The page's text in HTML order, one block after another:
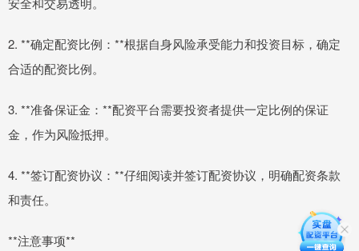
2. **确定配资比例：**根据自身风险承受能力和投资目标，确定
合适的配资比例。
3. **准备保证金：**配资平台需要投资者提供一定比例的保证
金，作为风险抵押。
4. **签订配资协议：**仔细阅读并签订配资协议，明确配资条款
和责任。
**注意事项**